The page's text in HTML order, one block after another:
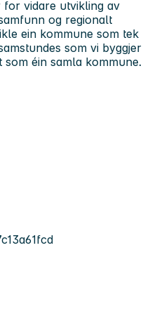
for vidare utvikling av
og regionalt
ein kommune som tek
som vi byggjer
éin samla kommune.